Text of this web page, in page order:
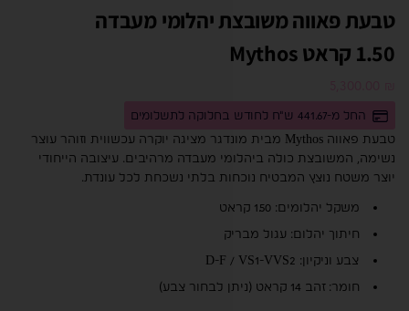
טבעת פאווה משובצת יהלומי מעבדה
1.50 קראט Mythos
החל מ-441.67 ש"ח לחודש בחלוקה לתשלומים
טבעת פאווה Mythos מבית מונדגר מציגה יוקרה עכשווית וזוהר עוצר
נשימה, המשובצת כולה ביהלומי מעבדה מרהיבים. עיצובה הייחודי
יוצר משטח נוצץ המבטיח נוכחות בלתי נשכחת לכל עונדת.
משקל יהלומים: 1.50 קראט
חיתוך יהלום: עגול מבריק
צבע וניקיון: D-F / VS1-VVS2
חומר: זהב 14 קראט (ניתן לבחור צבע)